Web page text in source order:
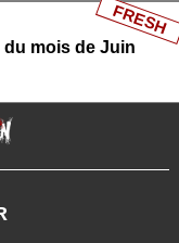
du mois de Juin
FRESH